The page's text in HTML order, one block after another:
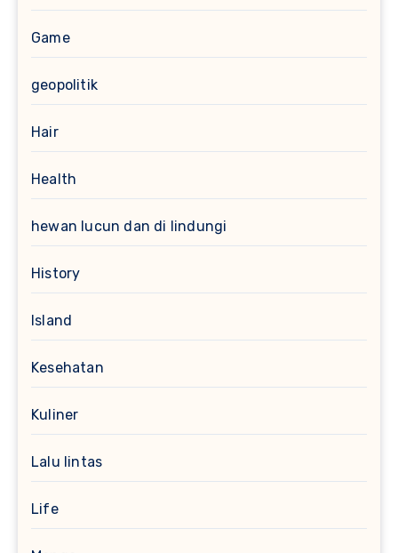
Game
geopolitik
Hair
Health
hewan lucun dan di lindungi
History
Island
Kesehatan
Kuliner
Lalu lintas
Life